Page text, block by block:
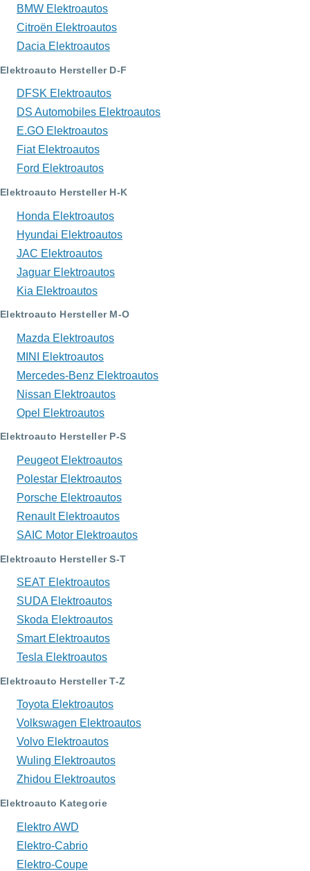
BMW Elektroautos
Citroën Elektroautos
Dacia Elektroautos
Elektroauto Hersteller D-F
DFSK Elektroautos
DS Automobiles Elektroautos
E.GO Elektroautos
Fiat Elektroautos
Ford Elektroautos
Elektroauto Hersteller H-K
Honda Elektroautos
Hyundai Elektroautos
JAC Elektroautos
Jaguar Elektroautos
Kia Elektroautos
Elektroauto Hersteller M-O
Mazda Elektroautos
MINI Elektroautos
Mercedes-Benz Elektroautos
Nissan Elektroautos
Opel Elektroautos
Elektroauto Hersteller P-S
Peugeot Elektroautos
Polestar Elektroautos
Porsche Elektroautos
Renault Elektroautos
SAIC Motor Elektroautos
Elektroauto Hersteller S-T
SEAT Elektroautos
SUDA Elektroautos
Skoda Elektroautos
Smart Elektroautos
Tesla Elektroautos
Elektroauto Hersteller T-Z
Toyota Elektroautos
Volkswagen Elektroautos
Volvo Elektroautos
Wuling Elektroautos
Zhidou Elektroautos
Elektroauto Kategorie
Elektro AWD
Elektro-Cabrio
Elektro-Coupe